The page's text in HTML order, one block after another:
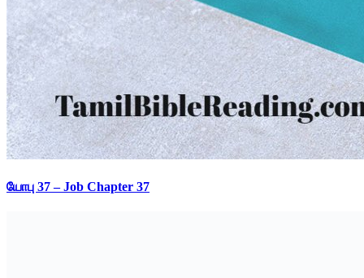
யோபு 37 – Job Chapter 37